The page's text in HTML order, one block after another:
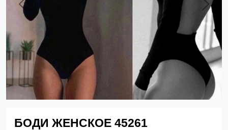
Previous Next
БОДИ ЖЕНСКОЕ 45261